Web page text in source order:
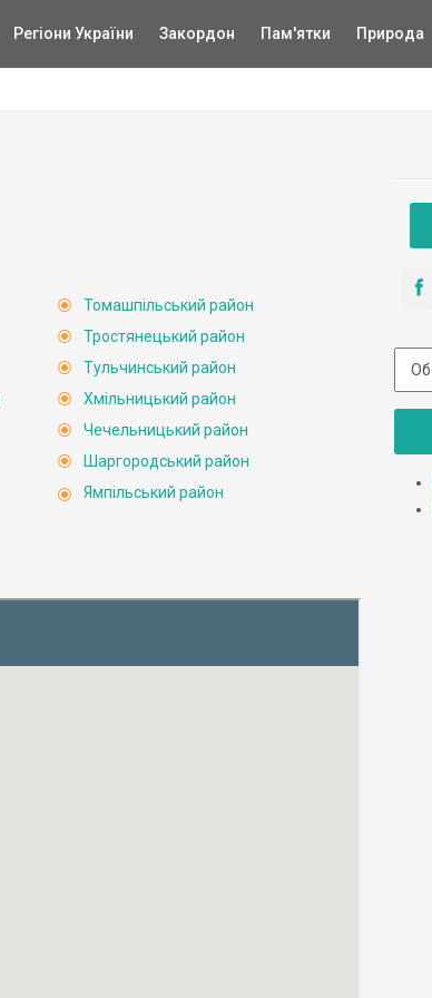
Регіони України Закордон Пам'ятки Природа
Томашпільський район
Тростянецький район
Тульчинський район
Хмільницький район
Чечельницький район
Шаргородський район
Ямпільський район